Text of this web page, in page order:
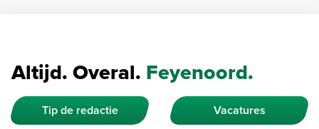
Altijd. Overal. Feyenoord.
Tip de redactie Vacatures